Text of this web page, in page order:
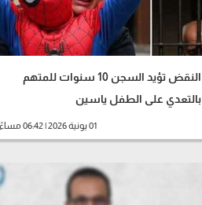
النقض تؤيد السجن 10 سنوات للمتهم
بالتعدي على الطفل ياسين
01 يونية 2026 | 06:42 مساءً